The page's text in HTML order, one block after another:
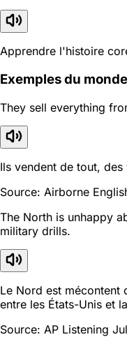
Apprendre l'histoire
Exemples du
They sell everything
Ils vendent de tout,
Source: Airborne
The North is unhappy
military drills.
Le Nord est mécontent
entre les États-Unis et
Source: AP Listening